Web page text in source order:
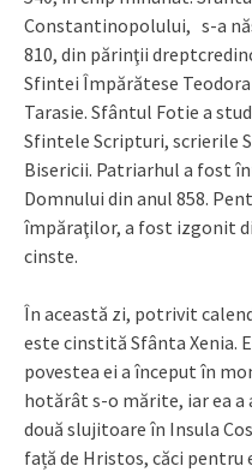
Constantinopolului, s-a
810, din părinţii
Sfintei Împărătese
Tarasie. Sfântul Fotie a
Sfintele Scripturi, scrierile
Bisericii. Patriarhul a fost
Domnului din anul 858.
împăraţilor, a fost izgonit
cinste.
În această zi, potrivit
este cinstită Sfânta Xenia.
povestea ei a început în
hotărât s-o mărite, iar ea a
două slujitoare în Insula
față de Hristos, căci pentru